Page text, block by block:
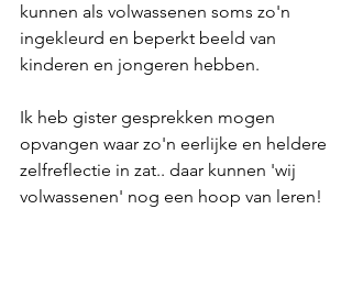
kunnen als volwassenen soms zo'n
ingekleurd en beperkt beeld van
kinderen en jongeren hebben.
Ik heb gister gesprekken mogen
opvangen waar zo'n eerlijke en heldere
zelfreflectie in zat.. daar kunnen 'wij
volwassenen' nog een hoop van leren!